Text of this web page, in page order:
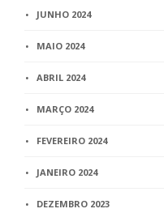
JUNHO 2024
MAIO 2024
ABRIL 2024
MARÇO 2024
FEVEREIRO 2024
JANEIRO 2024
DEZEMBRO 2023